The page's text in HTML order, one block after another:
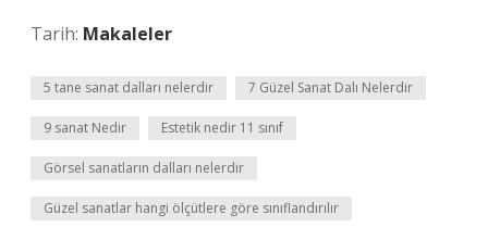
Tarih: Makaleler
5 tane sanat dalları nelerdir 7 Güzel Sanat Dalı Nelerdir
9 sanat Nedir Estetik nedir 11 sınıf
Görsel sanatların dalları nelerdir
Güzel sanatlar hangi ölçütlere göre sınıflandırılır